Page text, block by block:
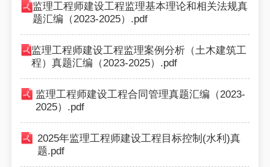
监理工程师建设工程监理基本理论和相关法规真
题汇编（2023-2025）.pdf
监理工程师建设工程监理案例分析（土木建筑工
程）真题汇编（2023-2025）.pdf
监理工程师建设工程合同管理真题汇编（2023-
2025）.pdf
2025年监理工程师建设工程目标控制(水利)真
题.pdf